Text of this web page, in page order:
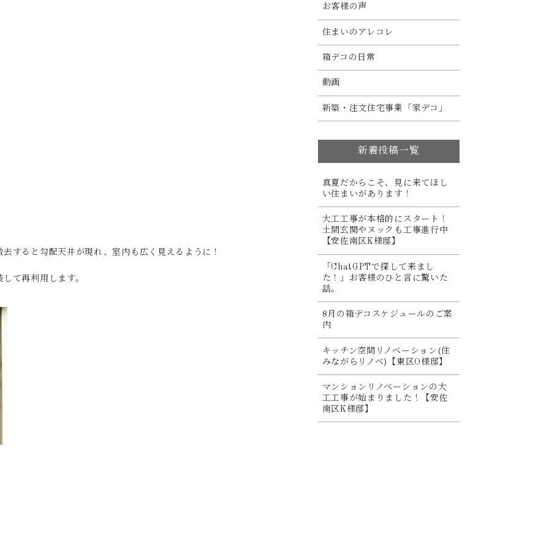
すると勾配天井が現れ、室内も広く見えるように！
て再利用します。
お客様の声
住まいのアレコレ
箱デコの日常
動画
新築・注文住宅事業「家デコ」
新着投稿一覧
真夏だからこそ、見に来てほし
い住まいがあります！
大工工事が本格的にスタート！
土間玄関やヌックも工事進行中
【安佐南区K様邸】
「ChatGPTで探して来まし
た！」お客様のひと言に驚いた
話。
8月の箱デコスケジュールのご案
内
キッチン空間リノベーション(住
みながらリノベ)【東区O様邸】
マンションリノベーションの大
工工事が始まりました！【安佐
南区K様邸】